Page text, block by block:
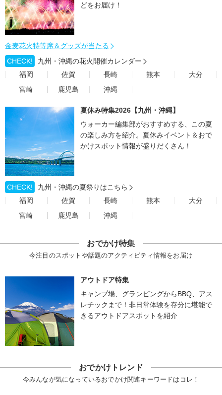
どをお届け！
金麦花火特等席＆グッズが当たる
CHECK!
九州・沖縄の花火開催カレンダー
福岡
佐賀 長崎 熊本
大分
宮崎
鹿児島 沖縄
夏休み特集2026【九州・沖縄】
ウォーカー編集部がおすすめする、この夏
の楽しみ方を紹介。夏休みイベント＆おで
かけスポット情報が盛りだくさん！
CHECK!
九州・沖縄の夏祭りはこちら
福岡
佐賀 長崎 熊本
大分
宮崎
鹿児島 沖縄
おでかけ特集
今注目のスポットや話題のアクティビティ情報をお届け
アウトドア特集
キャンプ場、グランピングからBBQ、アス
レチックまで！非日常体験を存分に堪能で
きるアウトドアスポットを紹介
おでかけトレンド
今みんなが気になっているおでかけ関連キーワードはコレ！